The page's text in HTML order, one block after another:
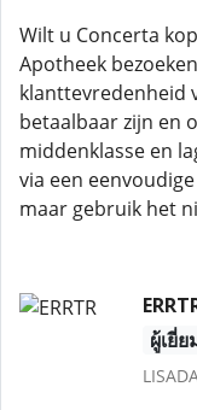
Wilt u Concerta
Apotheek
klanttevredenheid
betaalbaar zijn en
middenklasse en
via een
maar gebruik het
ผู้เยี่